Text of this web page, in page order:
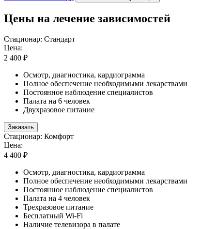
Цены на лечение зависимостей
Стационар: Стандарт
Цена:
2 400 ₽
Осмотр, диагностика, кардиограмма
Полное обеспечение необходимыми лекарствами
Постоянное наблюдение специалистов
Палата на 6 человек
Двухразовое питание
Заказать
Стационар: Комфорт
Цена:
4 400 ₽
Осмотр, диагностика, кардиограмма
Полное обеспечение необходимыми лекарствами
Постоянное наблюдение специалистов
Палата на 4 человек
Трехразовое питание
Бесплатный Wi-Fi
Наличие телевизора в палате